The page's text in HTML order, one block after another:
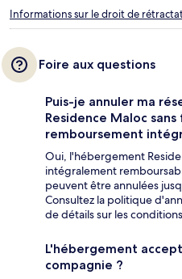
Informations sur le droit de
Foire aux questions
Puis-je annuler ma
Residence Maloc
remboursement
Oui, l'hébergement
intégralement
peuvent être annulées
Consultez la politique
de détails sur les
L'hébergement
compagnie ?